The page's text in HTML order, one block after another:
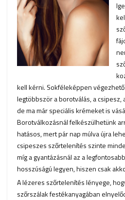
kell kérni. Sokféleképpen
legtöbbször a borotválás, a csipesz,
de ma már speciális krémeket is
Borotválkozásnál felkészülhetünk
hatásos, mert pár nap múlva újra
csipeszes szőrtelenítés szinte
míg a gyantázásnál az a
hosszúságú legyen, hiszen csak
A lézeres szőrtelenítés lényege,
szőrszálak festékanyagában